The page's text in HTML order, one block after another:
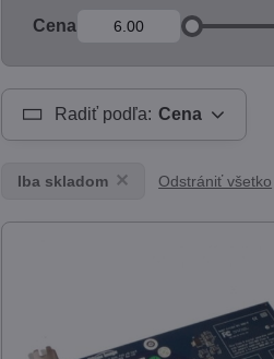
Radiť podľa: Cena
Iba skladom Odstrániť všetko
Cena